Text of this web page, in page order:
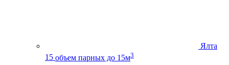
Ялта
15 объем парных до 15м3